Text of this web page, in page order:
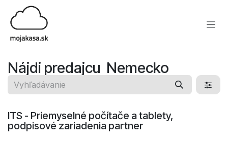
Skip to Content
Nájdi predajcu ​ Nemecko
ITS - Priemyselné počítače a tablety,
podpisové zariadenia partner​